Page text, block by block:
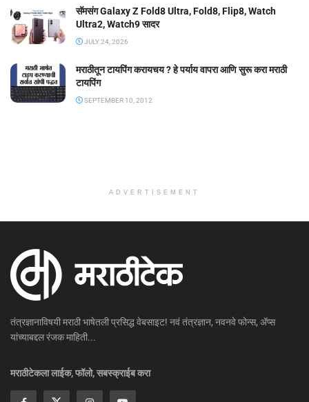
सॅमसंग Galaxy Z Fold8 Ultra, Fold8, Flip8, Watch
Ultra2, Watch9 सादर
JULY 24, 2026
मराठीतून टायपिंग करायचय ? हे पर्याय वापरा आणि सुरू करा मराठी
टायपिंग
SEPTEMBER 10, 2012
ADVERTISEMENT
तंत्रज्ञानाविषयी मराठी भाषेतली प्रसिद्ध वेबसाइट! नवं तंत्रज्ञान, नवनवे फोन्स, ॲप्स
यांच्याबद्दल रंजक माहिती...
मराठीटेकला लाईक, फॉलो, सबस्क्राईब करा